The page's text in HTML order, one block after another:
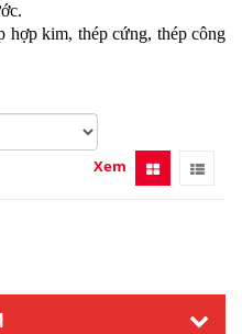
hợp kim, thép cứng, thép công
Xem